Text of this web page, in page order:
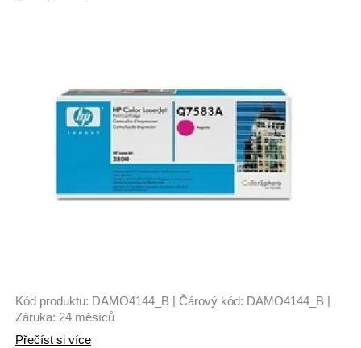
Kód produktu: DAMO4144_B Čárový kód: DAMO4144_B
Záruka: 24 měsíců
Přečíst si více